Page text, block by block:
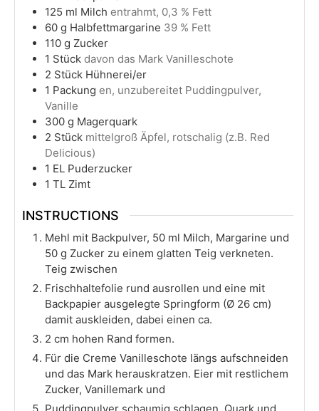
125 ml Milch entrahmt, 0,3 % Fett
60 g Halbfettmargarine 39 % Fett
110 g Zucker
1 Stück davon das Mark Vanilleschote
2 Stück Hühnerei/er
1 Packung en, unzubereitet Puddingpulver,
Vanille
300 g Magerquark
2 Stück mittelgroß Äpfel, rotschalig (z.B. Red
Delicious)
1 EL Puderzucker
1 TL Zimt
INSTRUCTIONS
Mehl mit Backpulver, 50 ml Milch, Margarine und
50 g Zucker zu einem glatten Teig verkneten.
Teig zwischen
Frischhaltefolie rund ausrollen und eine mit
Backpapier ausgelegte Springform (Ø 26 cm)
damit auskleiden, dabei einen ca.
2 cm hohen Rand formen.
Für die Creme Vanilleschote längs aufschneiden
und das Mark herauskratzen. Eier mit restlichem
Zucker, Vanillemark und